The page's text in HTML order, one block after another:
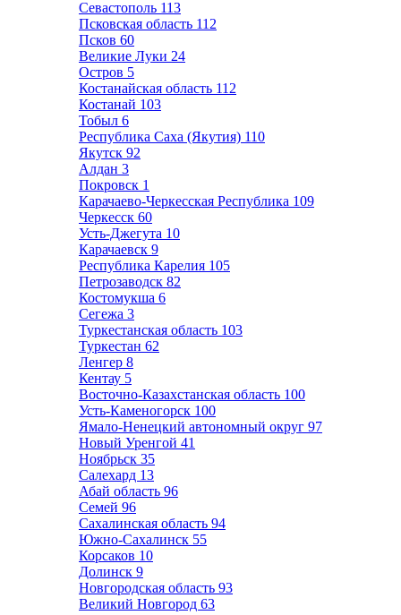
Севастополь 113
Псковская область 112
Псков 60
Великие Луки 24
Остров 5
Костанайская область 112
Костанай 103
Тобыл 6
Республика Саха (Якутия) 110
Якутск 92
Алдан 3
Покровск 1
Карачаево-Черкесская Республика 109
Черкесск 60
Усть-Джегута 10
Карачаевск 9
Республика Карелия 105
Петрозаводск 82
Костомукша 6
Сегежа 3
Туркестанская область 103
Туркестан 62
Ленгер 8
Кентау 5
Восточно-Казахстанская область 100
Усть-Каменогорск 100
Ямало-Ненецкий автономный округ 97
Новый Уренгой 41
Ноябрьск 35
Салехард 13
Абай область 96
Семей 96
Сахалинская область 94
Южно-Сахалинск 55
Корсаков 10
Долинск 9
Новгородская область 93
Великий Новгород 63